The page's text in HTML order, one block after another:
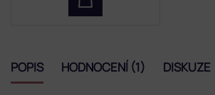
POPIS HODNOCENÍ (1) DISKUZE